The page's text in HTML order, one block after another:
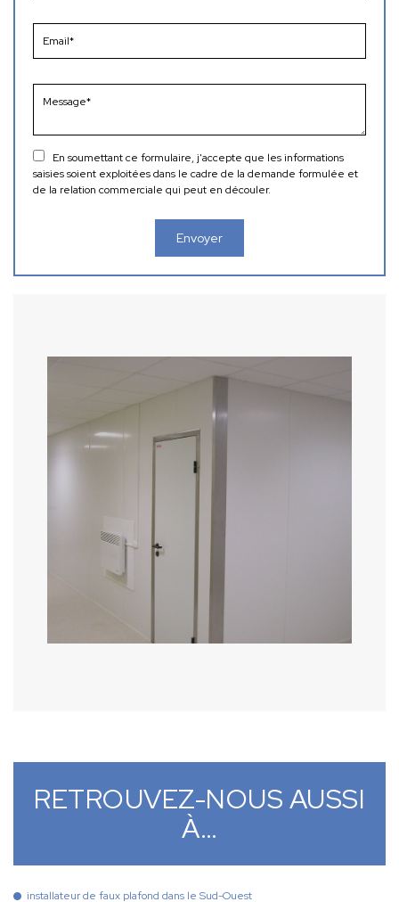
En soumettant ce formulaire, j'accepte que les informations
saisies soient exploitées dans le cadre de la demande formulée et
de la relation commerciale qui peut en découler.
RETROUVEZ-NOUS AUSSI
À…
installateur de faux plafond dans le Sud-Ouest